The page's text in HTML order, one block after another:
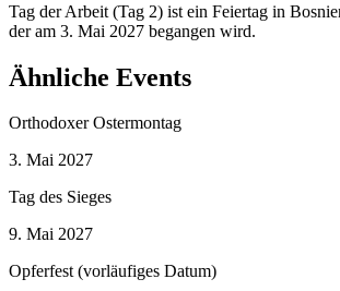
Tag der Arbeit (Tag 2) ist ein Feiertag in
der am 3. Mai 2027 begangen wird.
Ähnliche Events
Orthodoxer Ostermontag
3. Mai 2027
Tag des Sieges
9. Mai 2027
Opferfest (vorläufiges Datum)